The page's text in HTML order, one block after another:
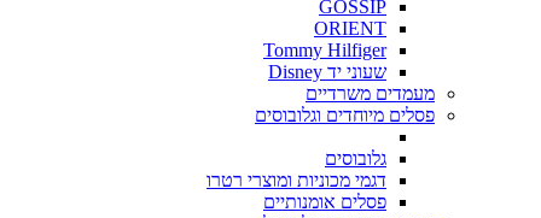
GOSSIP
ORIENT
Tommy Hilfiger
שעוני יד Disney
מעמדים משרדיים
פסלים מיוחדים וגלובוסים
גלובוסים
דגמי מכוניות ומוצרי רטרו
פסלים אומנותיים